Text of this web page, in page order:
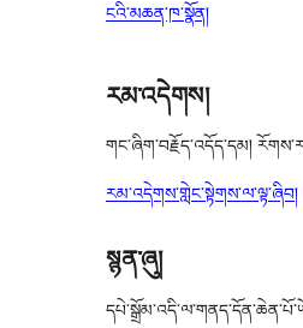
ངའི་མཆན་ཁ་སྣོན།
རམ་འདེགས།
གང་ཞིག་བརྗོད་འདོད་དམ།
རམ་འདེགས་གླེང་སྟེགས་ལ་ལྟ་ཞིབ།
སྙན་ཞུ།